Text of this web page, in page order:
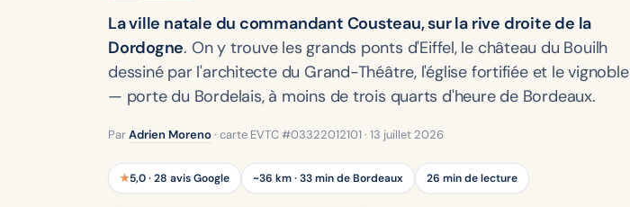
La ville natale du commandant Cousteau, sur la rive droite de la
Dordogne. On y trouve les grands ponts d'Eiffel, le château du Bouilh
dessiné par l'architecte du Grand-Théâtre, l'église fortifiée et le vignoble
— porte du Bordelais, à moins de trois quarts d'heure de Bordeaux.
ParAdrien Moreno· carte EVTC #03322012101 · 13 juillet 2026
★5,0 · 28 avis Google ~36 km · 33 min de Bordeaux 26 min de lecture